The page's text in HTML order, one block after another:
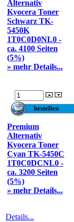
Alternativ
Kyocera Toner
Schwarz TK-
5450K
1T0C0D0NL0 -
ca. 4100 Seiten
(5%)
» mehr Details...
Premium
Alternativ
Kyocera Toner
Cyan TK-5450C
1T0C0DCNL0 -
ca. 3200 Seiten
(5%)
» mehr Details...
Details...